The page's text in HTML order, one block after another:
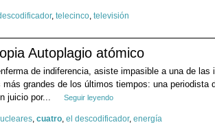
, telecinco, televisión
Autoplagio atómico
de indiferencia, asiste impasible a una de las
más grandes de los últimos tiempos: una periodista
juicio por...
Seguir leyendo
, cuatro, el descodificador, energía